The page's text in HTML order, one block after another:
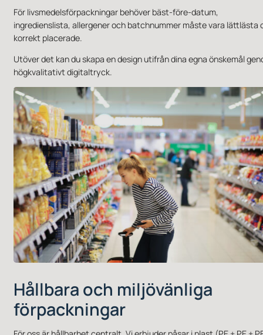
För livsmedelsförpackningar behöver bäst‑före‑datum,
ingredienslista, allergener och batchnummer måste vara lättlästa
korrekt placerade.
Utöver det kan du skapa en design utifrån dina egna önskemål
högkvalitativt digitaltryck.
Hållbara och miljövänliga
förpackningar